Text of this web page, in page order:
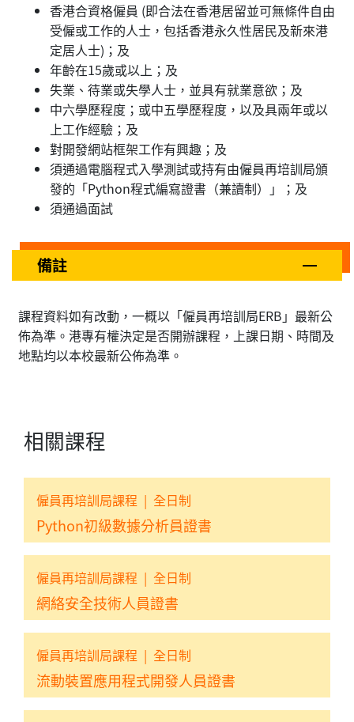
香港合資格僱員 (即合法在香港居留並可無條件自由
受僱或工作的人士，包括香港永久性居民及新來港
定居人士)；及
年齡在15歲或以上；及
失業、待業或失學人士，並具有就業意欲；及
中六學歷程度；或中五學歷程度，以及具兩年或以
上工作經驗；及
對開發網站框架工作有興趣；及
須通過電腦程式入學測試或持有由僱員再培訓局頒
發的「Python程式編寫證書（兼讀制）」；及
須通過面試
備註
課程資料如有改動，一概以「僱員再培訓局ERB」最新公
佈為準。港專有權決定是否開辦課程，上課日期、時間及
地點均以本校最新公佈為準。
相關課程
僱員再培訓局課程 | 全日制
Python初級數據分析員證書
僱員再培訓局課程 | 全日制
網絡安全技術人員證書
僱員再培訓局課程 | 全日制
流動裝置應用程式開發人員證書